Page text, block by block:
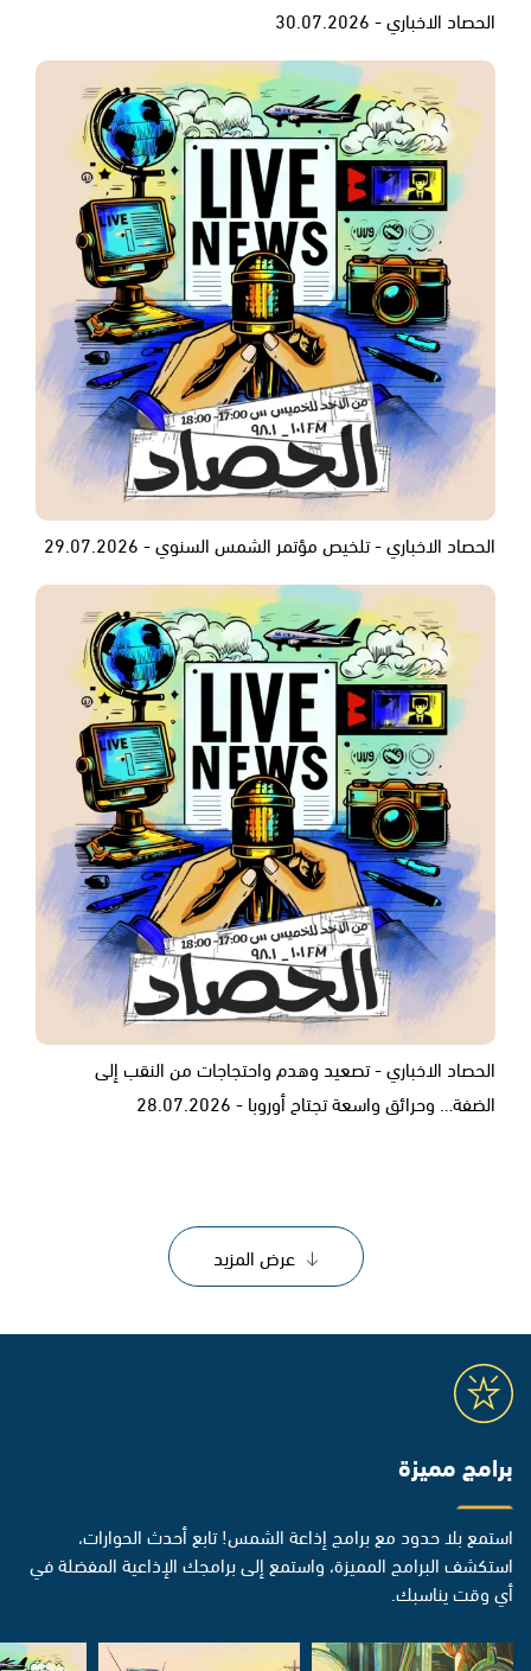
الحصاد الاخباري - 30.07.2026
الحصاد الاخباري - تلخيص مؤتمر الشمس السنوي - 29.07.2026
الحصاد الاخباري - تصعيد وهدم واحتجاجات من النقب إلى
الضفة… وحرائق واسعة تجتاح أوروبا - 28.07.2026
عرض المزيد
برامج مميزة
استمع بلا حدود مع برامج إذاعة الشمس! تابع أحدث الحوارات،
استكشف البرامج المميزة، واستمع إلى برامجك الإذاعية المفضلة في
أي وقت يناسبك.